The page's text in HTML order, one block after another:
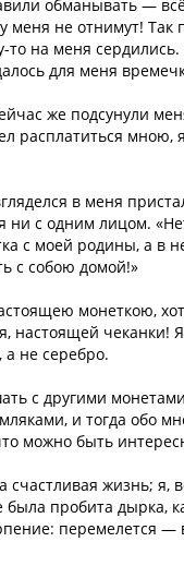
обманывать —
не отнимут! Так
на меня
для меня
же подсунули
расплатиться мною,
в меня
с одним лицом.
с моей родины, а в
с собою домой!»
монеткою,
настоящей чеканки!
а не серебро.
с другими
и тогда обо
можно быть
жизнь; я,
пробита дырка,
перемелется —